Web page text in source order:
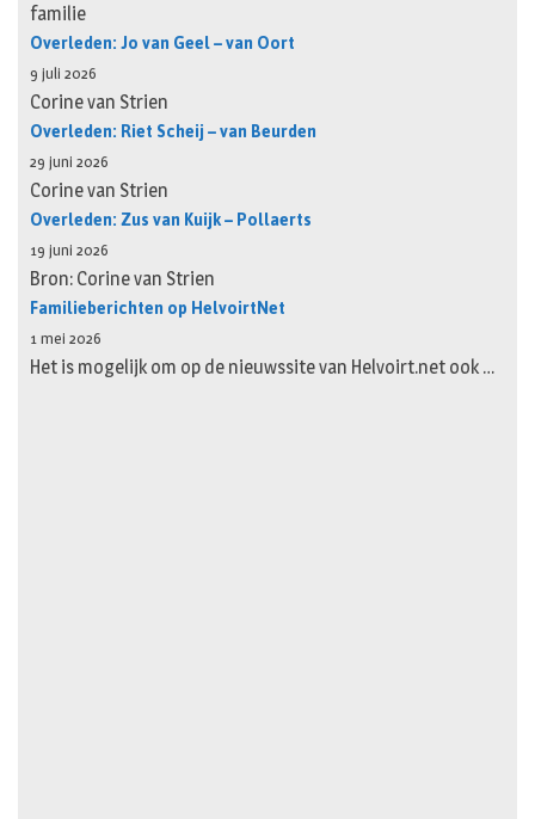
familie
Overleden: Jo van Geel – van Oort
9 juli 2026
Corine van Strien
Overleden: Riet Scheij – van Beurden
29 juni 2026
Corine van Strien
Overleden: Zus van Kuijk – Pollaerts
19 juni 2026
Bron: Corine van Strien
Familieberichten op HelvoirtNet
1 mei 2026
Het is mogelijk om op de nieuwssite van Helvoirt.net ook …